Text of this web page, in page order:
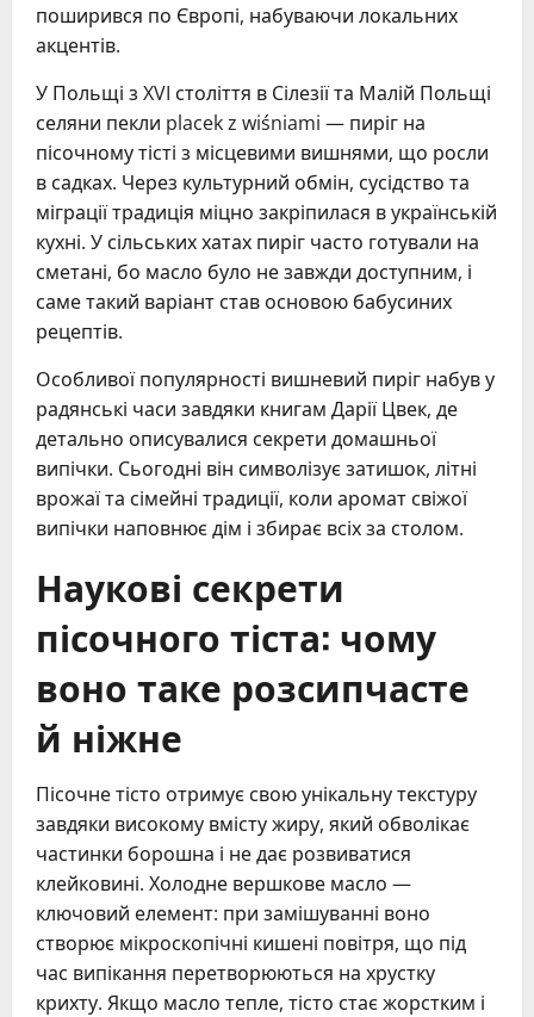
поширився по Європі, набуваючи локальних
акцентів.
У Польщі з XVI століття в Сілезії та Малій Польщі
селяни пекли placek z wiśniami — пиріг на
пісочному тісті з місцевими вишнями, що росли
в садках. Через культурний обмін, сусідство та
міграції традиція міцно закріпилася в українській
кухні. У сільських хатах пиріг часто готували на
сметані, бо масло було не завжди доступним, і
саме такий варіант став основою бабусиних
рецептів.
Особливої популярності вишневий пиріг набув у
радянські часи завдяки книгам Дарії Цвек, де
детально описувалися секрети домашньої
випічки. Сьогодні він символізує затишок, літні
врожаї та сімейні традиції, коли аромат свіжої
випічки наповнює дім і збирає всіх за столом.
Наукові секрети
пісочного тіста: чому
воно таке розсипчасте
й ніжне
Пісочне тісто отримує свою унікальну текстуру
завдяки високому вмісту жиру, який обволікає
частинки борошна і не дає розвиватися
клейковині. Холодне вершкове масло —
ключовий елемент: при замішуванні воно
створює мікроскопічні кишені повітря, що під
час випікання перетворюються на хрустку
крихту. Якщо масло тепле, тісто стає жорстким і